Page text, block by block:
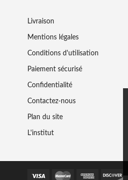
Livraison
Mentions légales
Conditions d'utilisation
Paiement sécurisé
Confidentialité
Contactez-nous
Plan du site
L'institut